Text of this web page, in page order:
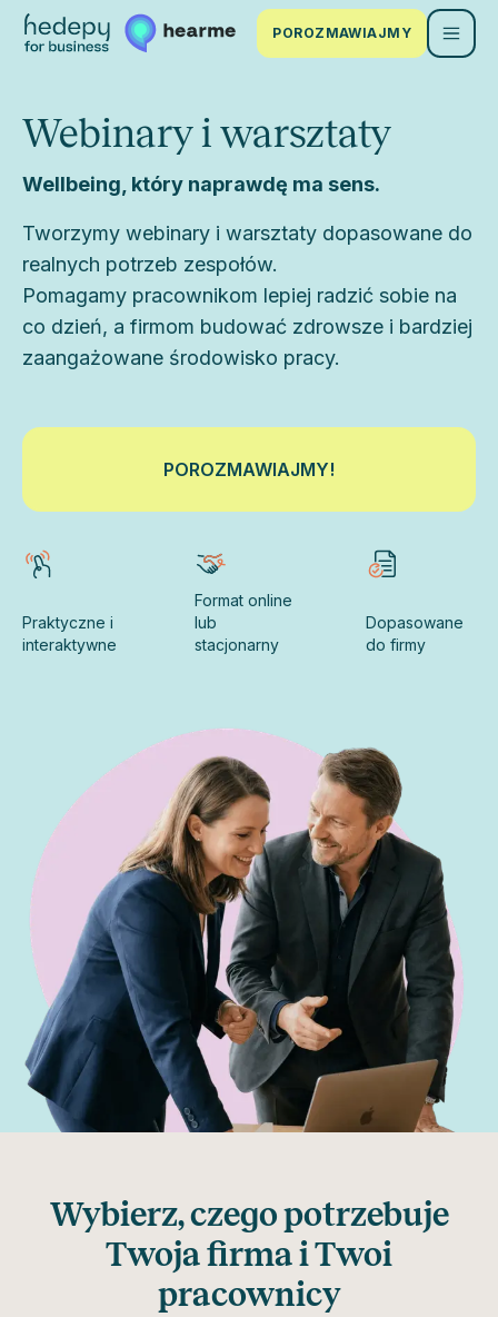
POROZMAWIAJMY
Webinary i warsztaty
Wellbeing, który naprawdę ma sens.
Tworzymy webinary i warsztaty dopasowane do
realnych potrzeb zespołów.
Pomagamy pracownikom lepiej radzić sobie na
co dzień, a firmom budować zdrowsze i bardziej
zaangażowane środowisko pracy.
POROZMAWIAJMY!
Praktyczne i
interaktywne
Format online
lub
stacjonarny
Dopasowane
do firmy
Wybierz, czego potrzebuje
Twoja firma i Twoi
pracownicy